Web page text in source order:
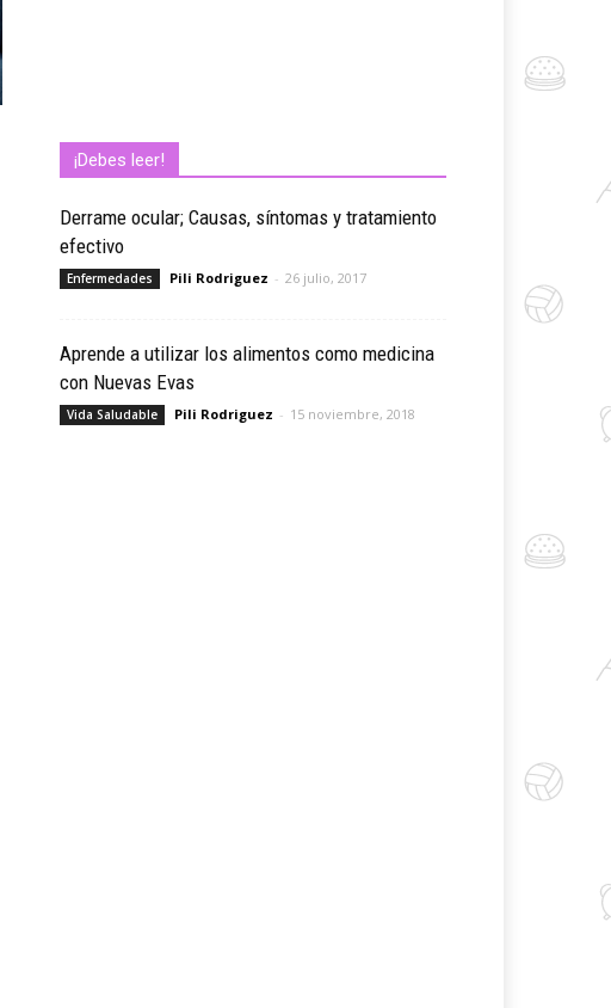
¡Debes leer!
Derrame ocular; Causas, síntomas y tratamiento
efectivo
Enfermedades Pili Rodriguez - 26 julio, 2017
Aprende a utilizar los alimentos como medicina
con Nuevas Evas
Vida Saludable Pili Rodriguez - 15 noviembre, 2018